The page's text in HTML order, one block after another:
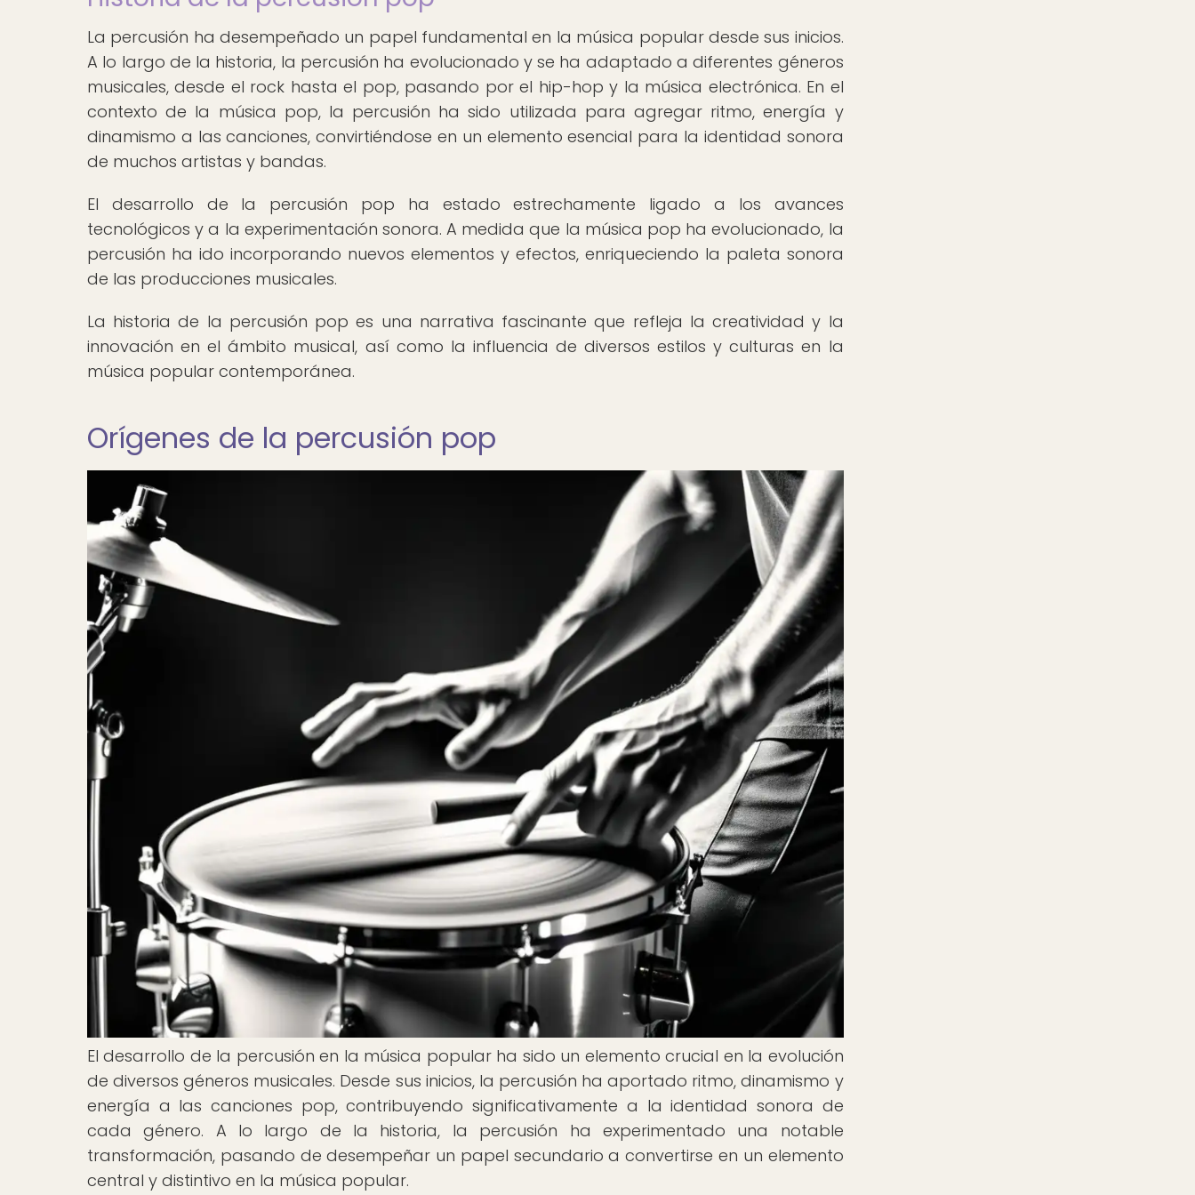
La percusión ha desempeñado un papel fundamental en la música popular desde sus inicios.
A lo largo de la historia, la percusión ha evolucionado y se ha adaptado a diferentes géneros
musicales, desde el rock hasta el pop, pasando por el hip-hop y la música electrónica. En el
contexto de la música pop, la percusión ha sido utilizada para agregar ritmo, energía y
dinamismo a las canciones, convirtiéndose en un elemento esencial para la identidad sonora
de muchos artistas y bandas.
El desarrollo de la percusión pop ha estado estrechamente ligado a los avances
tecnológicos y a la experimentación sonora. A medida que la música pop ha evolucionado, la
percusión ha ido incorporando nuevos elementos y efectos, enriqueciendo la paleta sonora
de las producciones musicales.
La historia de la percusión pop es una narrativa fascinante que refleja la creatividad y la
innovación en el ámbito musical, así como la influencia de diversos estilos y culturas en la
música popular contemporánea.
Orígenes de la percusión pop
El desarrollo de la percusión en la música popular ha sido un elemento crucial en la evolución
de diversos géneros musicales. Desde sus inicios, la percusión ha aportado ritmo, dinamismo y
energía a las canciones pop, contribuyendo significativamente a la identidad sonora de
cada género. A lo largo de la historia, la percusión ha experimentado una notable
transformación, pasando de desempeñar un papel secundario a convertirse en un elemento
central y distintivo en la música popular.